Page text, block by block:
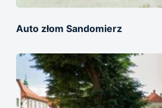
Auto złom Sandomierz